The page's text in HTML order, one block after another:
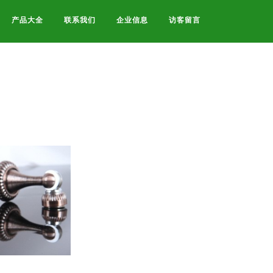
产品大全 联系我们 企业信息 访客留言